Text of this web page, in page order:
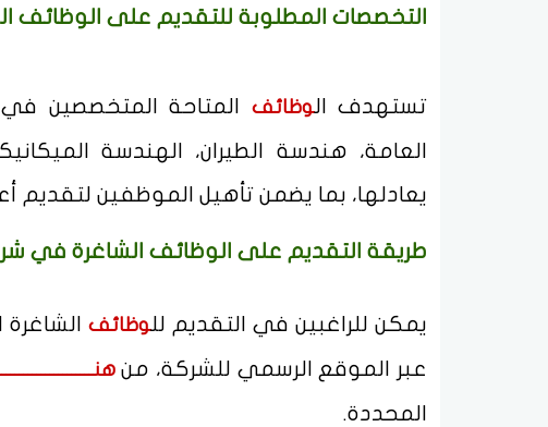
التخصصات المطلوبة للتقديم على الوظائف
تستهدف الوظائف المتاحة المتخصصين في
العامة، هندسة الطيران، الهندسة
يعادلها، بما يضمن تأهيل الموظفين لتقديم
طريقة التقديم على الوظائف الشاغرة في
يمكن للراغبين في التقديم للوظائفالشاغرة
عبر الموقع الرسمي للشركة، من
المحددة.